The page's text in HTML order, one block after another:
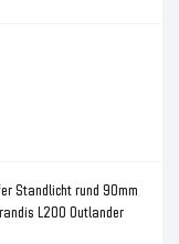
Standlicht rund 90mm
L200 Outlander